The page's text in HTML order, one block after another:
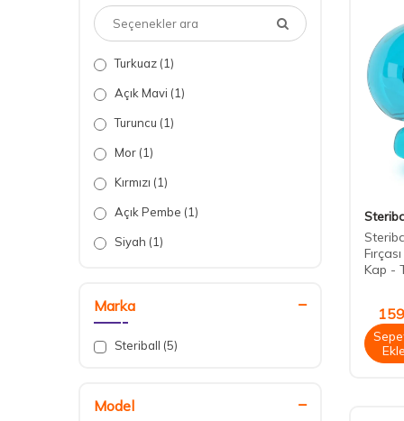
Turkuaz (1)
Açık Mavi (1)
Turuncu (1)
Mor (1)
Kırmızı (1)
Açık Pembe (1)
Siyah (1)
Beyaz
Marka
Steriball (5)
Model
Kap -
Ekle